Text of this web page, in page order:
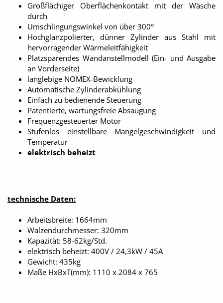
Großflächiger Oberflächenkontakt mit der Wäsche
durch
Umschlingungswinkel von über 300°
Hochglanzpolierter, dünner Zylinder aus Stahl mit
hervorragender Wärmeleitfähigkeit
Platzsparendes Wandanstellmodell (Ein- und Ausgabe
an Vorderseite)
langlebige NOMEX-Bewicklung
Automatische Zylinderabkühlung
Einfach zu bedienende Steuerung
Patentierte, wartungsfreie Absaugung
Frequenzgesteuerter Motor
Stufenlos einstellbare Mangelgeschwindigkeit und
Temperatur
elektrisch beheizt
technische Daten:
Arbeitsbreite: 1664mm
Walzendurchmesser: 320mm
Kapazität: 58-62kg/Std.
elektrisch beheizt: 400V / 24,3kW / 45A
Gewicht: 435kg
Maße HxBxT(mm): 1110 x 2084 x 765